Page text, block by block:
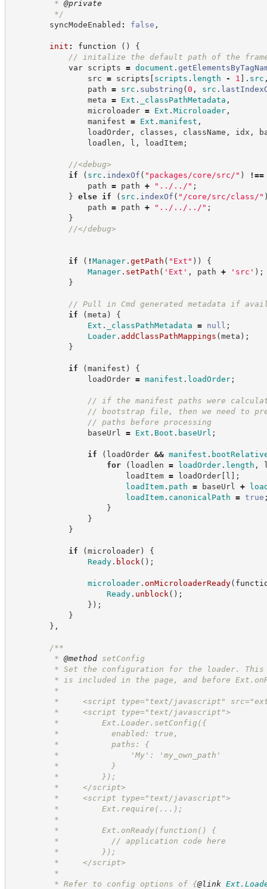
* @private
*/
syncModeEnabled : false ,
init : function ( )
{
// initalize the default path of the
var scripts = document .
src = scripts [ scripts . length - 1 ] . src
path = src . substring (0 , src .
meta = Ext . _classPathMetadata ,
microloader = Ext . Microloader,
manifest = Ext . manifest ,
loadOrder, classes , className , idx ,
loadlen , l , loadItem;
//<debug>
if
( src . indexOf ( " packages/core/src/ " )
!==
path = path + " ../../ " ;
} else if ( src . indexOf ( " /core/src/class/ "
path = path + " ../../../ " ;
}
//</debug>
if ( ! Manager. getPath ( " Ext " ) )
{
Manager. setPath ( ' Ext ' , path + ' src ' ) ;
}
// Pull in Cmd generated metadata if
if
(meta )
{
Ext . _classPathMetadata = null ;
Loader. addClassPathMappings (meta ) ;
}
if (manifest )
{
loadOrder = manifest . loadOrder;
// if the manifest paths were
// bootstrap file, then we need to
// paths before processing
baseUrl = Ext . Boot . baseUrl ;
if ( loadOrder && manifest .
for
( loadlen = loadOrder. length ,
loadItem = loadOrder[ l ] ;
loadItem. path = baseUrl +
loadItem. canonicalPath = true
}
}
}
if (microloader)
{
Ready. block ( ) ;
microloader. onMicroloaderReady(
Ready. unblock ( ) ;
} ) ;
}
} ,
/**
* @method setConfig
* Set the configuration for the loader. This
* is included in the page, and before
*
*     <script type="text/javascript" src="ext-
*     <script type="text/javascript">
*         Ext.Loader.setConfig({
*           enabled: true,
*           paths: {
*               'My': 'my_own_path'
*           }
*         });
*     </script>
*     <script type="text/javascript">
*         Ext.require(...);
*
*         Ext.onReady(function() {
*           // application code here
*         });
*     </script>
*
* Refer to config options of {@link